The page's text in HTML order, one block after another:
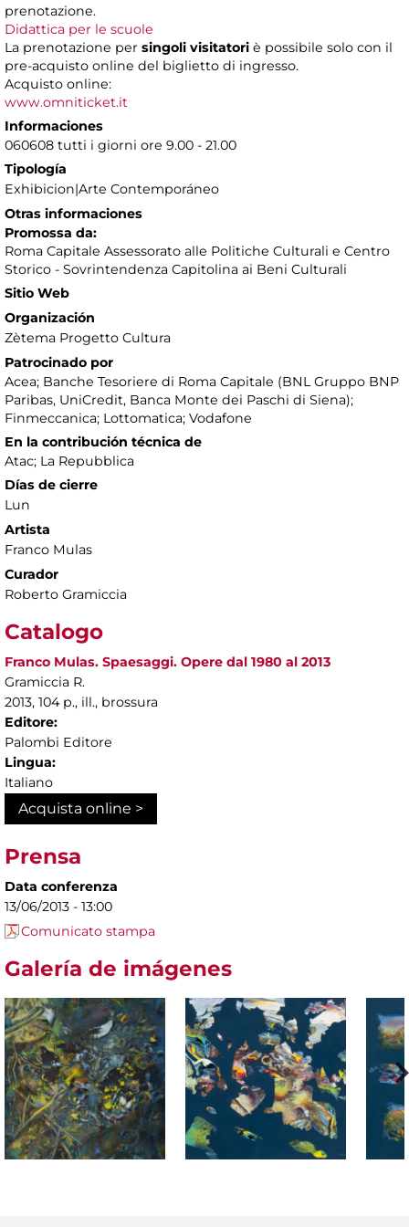
prenotazione.
Didattica per le scuole
La prenotazione per singoli visitatori è possibile solo con il
pre-acquisto online del biglietto di ingresso.
Acquisto online:
www.omniticket.it
Informaciones
060608 tutti i giorni ore 9.00 - 21.00
Tipología
Exhibicion|Arte Contemporáneo
Otras informaciones
Promossa da:
Roma Capitale Assessorato alle Politiche Culturali e Centro
Storico - Sovrintendenza Capitolina ai Beni Culturali
Sitio Web
Organización
Zètema Progetto Cultura
Patrocinado por
Acea; Banche Tesoriere di Roma Capitale (BNL Gruppo BNP
Paribas, UniCredit, Banca Monte dei Paschi di Siena);
Finmeccanica; Lottomatica; Vodafone
En la contribución técnica de
Atac; La Repubblica
Días de cierre
Lun
Artista
Franco Mulas
Curador
Roberto Gramiccia
Catalogo
Franco Mulas. Spaesaggi. Opere dal 1980 al 2013
Gramiccia R.
2013, 104 p., ill., brossura
Editore:
Palombi Editore
Lingua:
Italiano
Acquista online >
Prensa
Data conferenza
13/06/2013 - 13:00
Comunicato stampa
Galería de imágenes